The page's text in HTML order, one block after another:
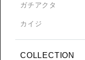
ガチアクタ
カイジ
COLLECTION